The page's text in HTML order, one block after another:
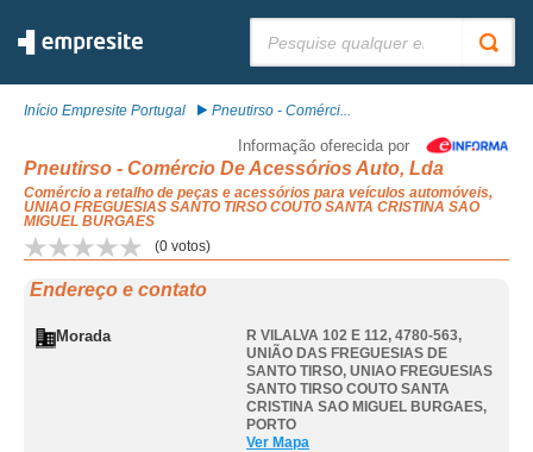
Início Empresite Portugal Pneutirso - Comérci...
Informação oferecida por
Pneutirso - Comércio De Acessórios Auto, Lda
Comércio a retalho de peças e acessórios para veículos automóveis,
UNIAO FREGUESIAS SANTO TIRSO COUTO SANTA CRISTINA SAO
MIGUEL BURGAES
(0 votos)
Endereço e contato
Morada
R VILALVA 102 E 112, 4780-563,
UNIÃO DAS FREGUESIAS DE
SANTO TIRSO, UNIAO FREGUESIAS
SANTO TIRSO COUTO SANTA
CRISTINA SAO MIGUEL BURGAES,
PORTO
Ver Mapa